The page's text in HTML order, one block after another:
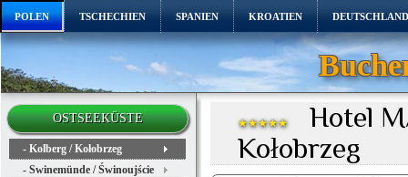
POLEN TSCHECHIEN SPANIEN KROATIEN DEUTSCHLAND
OSTSEEKÜSTE
- Kolberg / Kołobrzeg
- Swinemünde / Świnoujście
★★★★★Hotel
Kołobrzeg